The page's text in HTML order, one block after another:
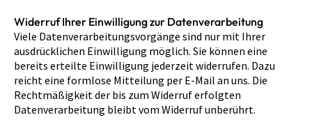
Widerruf Ihrer Einwilligung zur Datenverarbeitung
Viele Datenverarbeitungsvorgänge sind nur mit Ihrer
ausdrücklichen Einwilligung möglich. Sie können eine
bereits erteilte Einwilligung jederzeit widerrufen. Dazu
reicht eine formlose Mitteilung per E-Mail an uns. Die
Rechtmäßigkeit der bis zum Widerruf erfolgten
Datenverarbeitung bleibt vom Widerruf unberührt.